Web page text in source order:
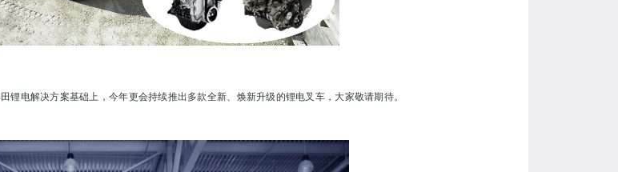
电解决方案基础上，今年更会持续推出多款全新、焕新升级的锂电叉车，大家敬请期待。